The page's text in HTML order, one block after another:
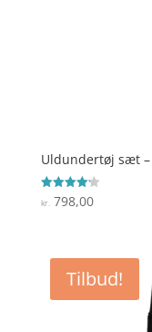
Uldundertøj sæt –
Vurderet
4.2
kr. 798,00
Tilbud!